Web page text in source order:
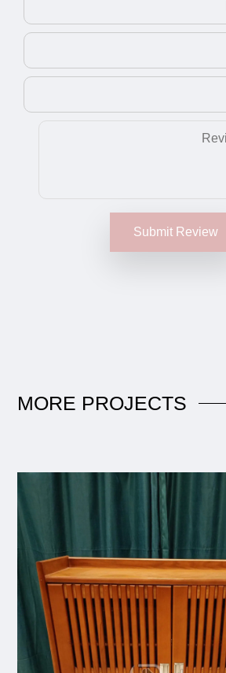
Submit Review
MOREPROJECTS